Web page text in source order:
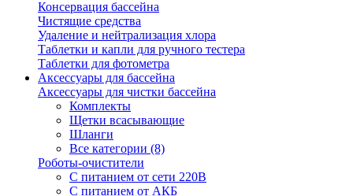
Консервация бассейна
Чистящие средства
Удаление и нейтрализация хлора
Таблетки и капли для ручного тестера
Таблетки для фотометра
Аксессуары для бассейна
Аксессуары для чистки бассейна
Комплекты
Щетки всасывающие
Шланги
Все категории (8)
Роботы-очистители
С питанием от сети 220В
С питанием от АКБ